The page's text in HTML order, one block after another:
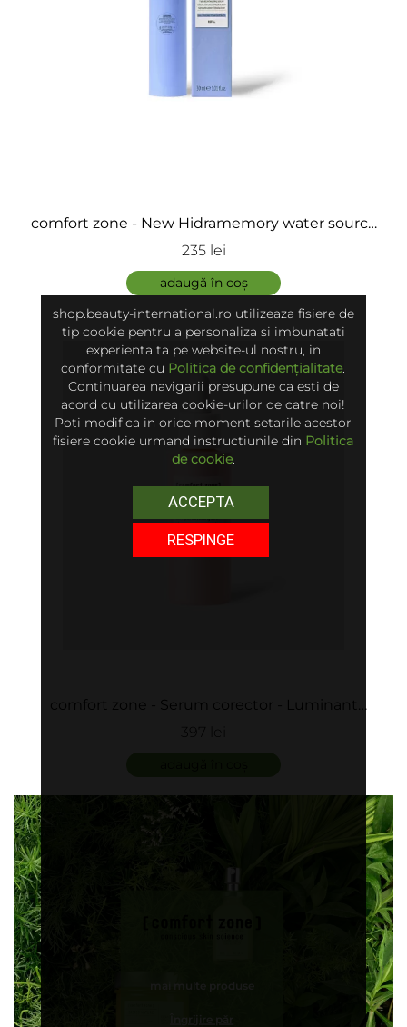
comfort zone - New Hidramemory water source
serum rezerva
235 lei
adaugă în coș
comfort zone - Serum corector - Luminant
397 lei
shop.beauty-international.ro utilizeaza fisiere de
tip cookie pentru a personaliza si imbunatati
experienta ta pe website-ul nostru, in
conformitate cu Politica de confidențialitate.
Continuarea navigarii presupune ca esti de
acord cu utilizarea cookie-urilor de catre noi!
Poti modifica in orice moment setarile acestor
fisiere cookie urmand instructiunile din Politica
de cookie.
ACCEPTA
RESPINGE